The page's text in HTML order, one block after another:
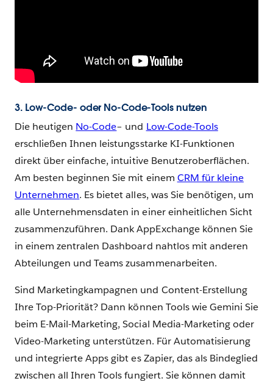
3. Low-Code- oder No-Code-Tools nutzen
Die heutigen No-Code– und Low-Code-Tools
erschließen Ihnen leistungsstarke KI-Funktionen
direkt über einfache, intuitive Benutzeroberflächen.
Am besten beginnen Sie mit einem CRM für kleine
Unternehmen. Es bietet alles, was Sie benötigen, um
alle Unternehmensdaten in einer einheitlichen Sicht
zusammenzuführen. Dank AppExchange können Sie
in einem zentralen Dashboard nahtlos mit anderen
Abteilungen und Teams zusammenarbeiten.
Sind Marketingkampagnen und Content-Erstellung
Ihre Top-Priorität? Dann können Tools wie Gemini Sie
beim E-Mail-Marketing, Social Media-Marketing oder
Video-Marketing unterstützen. Für Automatisierung
und integrierte Apps gibt es Zapier, das als Bindeglied
zwischen all Ihren Tools fungiert. Sie können damit